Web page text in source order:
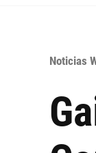
Noticias